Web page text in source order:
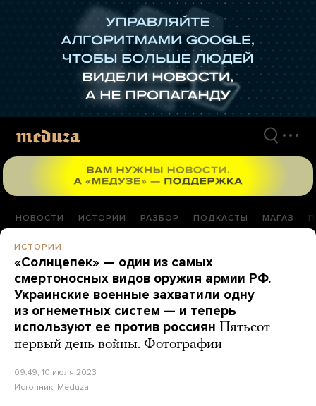
НОВОСТИ ИСТОРИИ РАЗБОР ПОДКАСТЫ МАГАЗ
ИСТОРИИ
«Солнцепек» — один из самых
смертоносных видов оружия армии РФ.
Украинские военные захватили одну
из огнеметных систем — и теперь
используют ее против россиян Пятьсот
первый день войны. Фотографии
09:49, 10 июля 2023
Источник: Meduza